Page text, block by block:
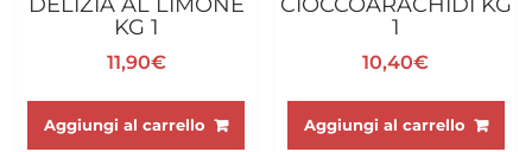
KG 1
11,90€
Aggiungi al carrello
1
10,40€
Aggiungi al carrello